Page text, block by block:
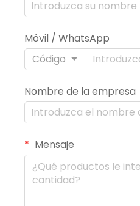
Móvil / WhatsApp
Código
Nombre de la empresa
Mensaje